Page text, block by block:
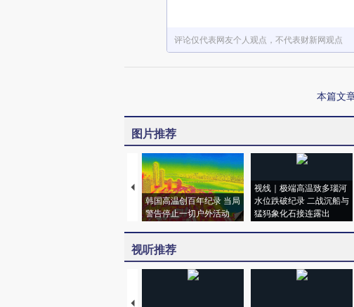
评论仅代表网友个人观点，不代表财新网观点
本篇文
图片推荐
韩国高温创百年纪录 当局
警告停止一切户外活动
视线｜极端高温致多瑙河
水位跌破纪录 二战沉船与
猛犸象化石接连露出
视听推荐